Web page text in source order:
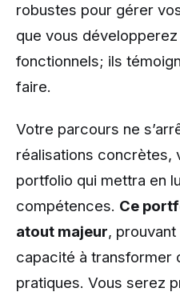
robustes pour gérer
que vous
fonctionnels; ils
faire.
Votre parcours ne
réalisations concrètes,
portfolio qui mettra en
compétences. Ce
atout majeur,
capacité à transformer
pratiques. Vous serez